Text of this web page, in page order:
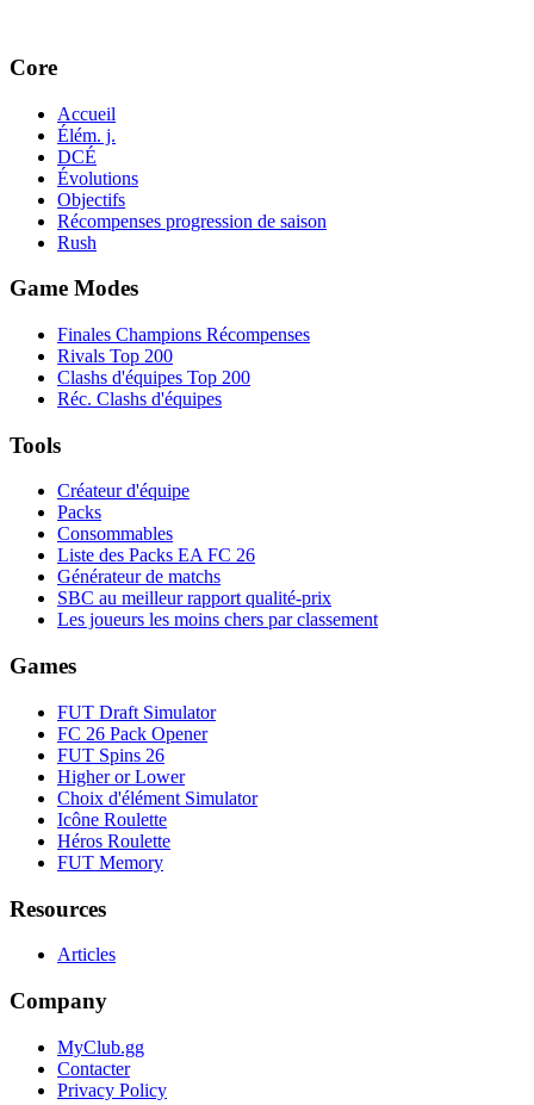
Core
Accueil
Élém. j.
DCÉ
Évolutions
Objectifs
Récompenses progression de saison
Rush
Game Modes
Finales Champions Récompenses
Rivals Top 200
Clashs d'équipes Top 200
Réc. Clashs d'équipes
Tools
Créateur d'équipe
Packs
Consommables
Liste des Packs EA FC 26
Générateur de matchs
SBC au meilleur rapport qualité-prix
Les joueurs les moins chers par classement
Games
FUT Draft Simulator
FC 26 Pack Opener
FUT Spins 26
Higher or Lower
Choix d'élément Simulator
Icône Roulette
Héros Roulette
FUT Memory
Resources
Articles
Company
MyClub.gg
Contacter
Privacy Policy